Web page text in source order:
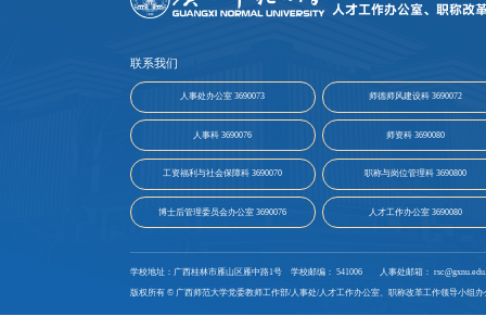
联系我们
人事处办公室 3690073 师德师风建设科 3690072
人事科 3690076 师资科 3690080
工资福利与社会保障科 3690070 职称与岗位管理科 3690800
博士后管理委员会办公室 3690076 人才工作办公室 3690080
学校地址：广西桂林市雁山区雁中路1号 学校邮编： 541006 人事处邮箱：
版权所有 © 广西师范大学党委教师工作部/人事处/人才工作办公室、职称改革工作领导小组办